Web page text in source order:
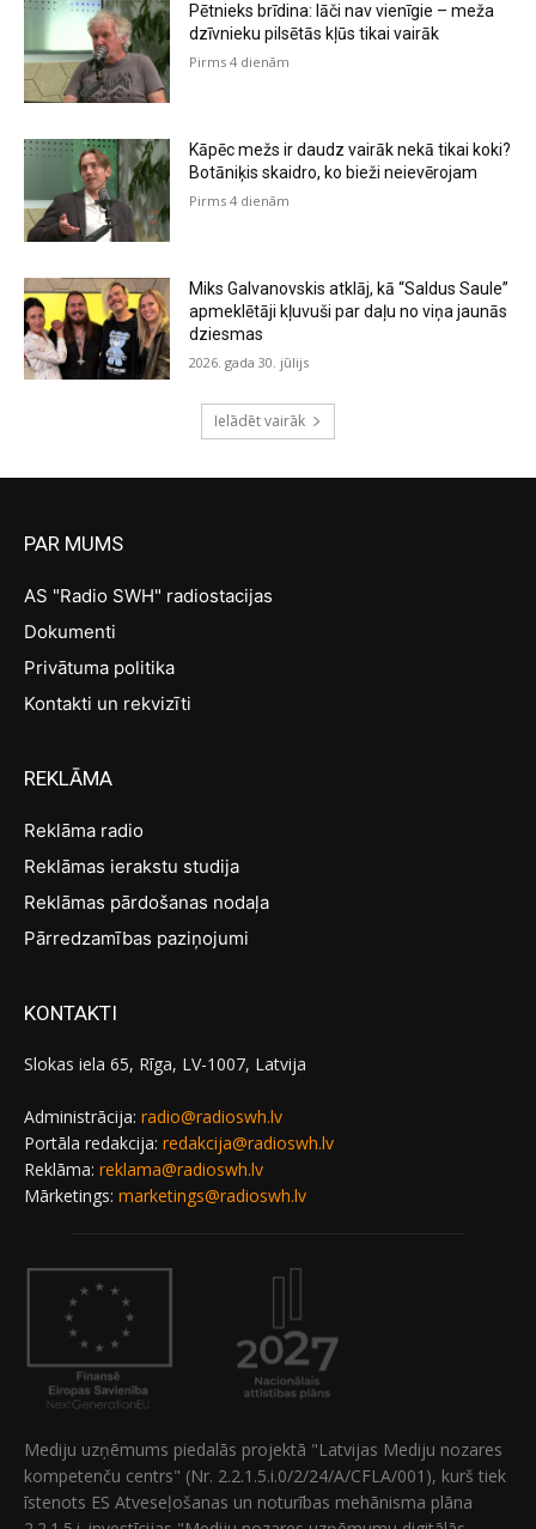
Pētnieks brīdina: lāči nav vienīgie – meža
dzīvnieku pilsētās kļūs tikai vairāk
Pirms 4 dienām
Kāpēc mežs ir daudz vairāk nekā tikai koki?
Botāniķis skaidro, ko bieži neievērojam
Pirms 4 dienām
Miks Galvanovskis atklāj, kā “Saldus Saule”
apmeklētāji kļuvuši par daļu no viņa jaunās
dziesmas
2026. gada 30. jūlijs
Ielādēt vairāk
PAR MUMS
AS "Radio SWH" radiostacijas
Dokumenti
Privātuma politika
Kontakti un rekvizīti
REKLĀMA
Reklāma radio
Reklāmas ierakstu studija
Reklāmas pārdošanas nodaļa
Pārredzamības paziņojumi
KONTAKTI
Slokas iela 65, Rīga, LV-1007, Latvija
Administrācija: radio@radioswh.lv
Portāla redakcija: redakcija@radioswh.lv
Reklāma: reklama@radioswh.lv
Mārketings: marketings@radioswh.lv
Mediju uzņēmums piedalās projektā "Latvijas Mediju nozares
kompetenču centrs" (Nr. 2.2.1.5.i.0/2/24/A/CFLA/001), kurš tiek
īstenots ES Atveseļošanas un noturības mehānisma plāna